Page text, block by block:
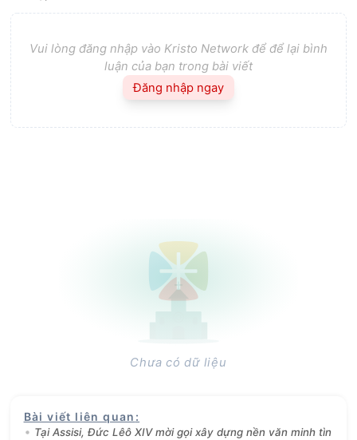
Vui lòng đăng nhập vào Kristo Network để để lại bình
luận của bạn trong bài viết
Đăng nhập ngay
Chưa có dữ liệu
Bài viết liên quan :
Tại Assisi, Đức Lêô XIV mời gọi xây dựng nền văn minh tìn